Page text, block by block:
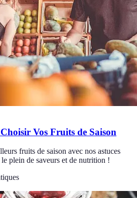
Vos Fruits de Saison
fruits de saison avec nos astuces
plein de saveurs et de nutrition !